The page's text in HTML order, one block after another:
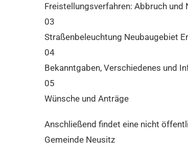
Freistellungsverfahren: Abbruch und
03
Straßenbeleuchtung Neubaugebiet
04
Bekanntgaben, Verschiedenes und
05
Wünsche und Anträge
Anschließend findet eine nicht
Gemeinde Neusitz